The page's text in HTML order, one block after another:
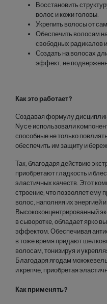
Восстановить
волос и кожи головы.
Укрепить волосы от
Обеспечить волосам
свободных радикалов
Создать на волосах
эффект, не
Как это работает?
Создавая формулу
Nyce использовали
способные не только
обеспечить им защиту и
Так, благодаря действию
приобретают гладкость и
эластичных качеств. Этот
строение, что позволяет ему
волос, наполняя их
Высококонцентрированный
в сыворотке, обладает ярко
эффектом. Обеспечивая
в тоже время придают
волосам, тонизируя и
Благодаря ягодам
и крепче, приобретая
Как применять?